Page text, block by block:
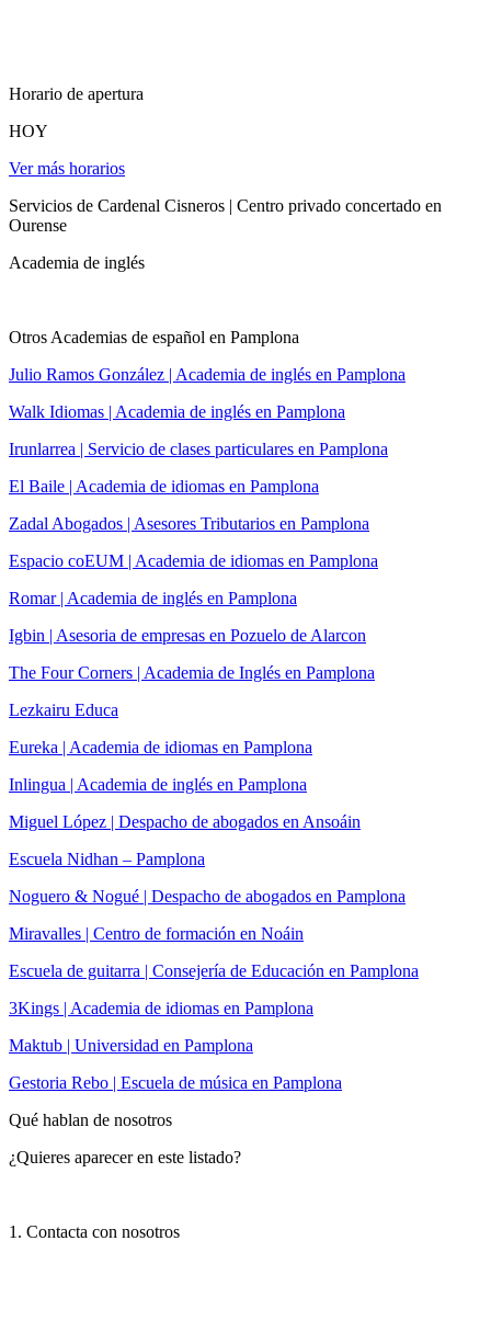
Horario de apertura
HOY
Ver más horarios
Servicios de Cardenal Cisneros | Centro privado concertado en
Ourense
Academia de inglés
Otros Academias de español en Pamplona
Julio Ramos González | Academia de inglés en Pamplona
Walk Idiomas | Academia de inglés en Pamplona
Irunlarrea | Servicio de clases particulares en Pamplona
El Baile | Academia de idiomas en Pamplona
Zadal Abogados | Asesores Tributarios en Pamplona
Espacio coEUM | Academia de idiomas en Pamplona
Romar | Academia de inglés en Pamplona
Igbin | Asesoria de empresas en Pozuelo de Alarcon
The Four Corners | Academia de Inglés en Pamplona
Lezkairu Educa
Eureka | Academia de idiomas en Pamplona
Inlingua | Academia de inglés en Pamplona
Miguel López | Despacho de abogados en Ansoáin
Escuela Nidhan – Pamplona
Noguero & Nogué | Despacho de abogados en Pamplona
Miravalles | Centro de formación en Noáin
Escuela de guitarra | Consejería de Educación en Pamplona
3Kings | Academia de idiomas en Pamplona
Maktub | Universidad en Pamplona
Gestoria Rebo | Escuela de música en Pamplona
Qué hablan de nosotros
¿Quieres aparecer en este listado?
1. Contacta con nosotros